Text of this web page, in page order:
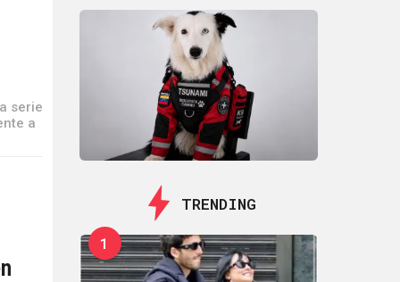
serie
a
TRENDING
1